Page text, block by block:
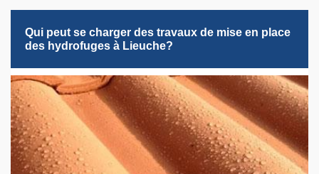
Qui peut se charger des travaux de mise en place
des hydrofuges à Lieuche?